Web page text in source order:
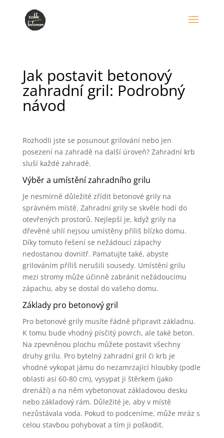
Jak postavit betonový
zahradní gril: Podrobný
návod
Rozhodli jste se posunout grilování nebo jen
posezení na zahradě na další úroveň? Zahradní krb
sluší každé zahradě.
Výběr a umístění zahradního grilu
Je nesmírně důležité zřídit betonové grily na
správném místě. Zahradní grily se skvěle hodí do
otevřených prostorů. Nejlepší je, když grily na
dřevěné uhlí nejsou umístěny příliš blízko domu.
Díky tomuto řešení se nežádoucí zápachy
nedostanou dovnitř. Pamatujte také, abyste
grilováním příliš nerušili sousedy. Umístění grilu
mezi stromy může účinně zabránit nežádoucímu
zápachu, aby se dostal do vašeho domu.
Základy pro betonový gril
Pro betonové grily musíte řádně připravit základnu.
K tomu bude vhodný písčitý povrch, ale také beton.
Na zpevněnou plochu můžete postavit všechny
druhy grilu. Pro bytelný zahradní gril či krb je
vhodné vykopat jámu do nezamrzající hloubky (podle
oblasti asi 60-80 cm), vysypat ji štěrkem (jako
drenáží) a na něm vybetonovat základovou desku
nebo základový rám. Důležité je, aby v místě
nezůstávala voda. Pokud to podceníme, může mráz s
celou stavbou pohybovat a tím ji poškodit.